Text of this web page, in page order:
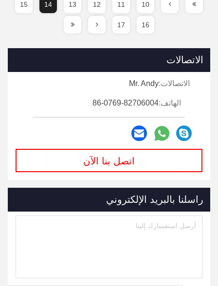
10
11
12
13
14
15
16
17
الاتصالات
الاتصالات:Mr. Andy
الهاتف:86-0769-82706004
اتصل بنا الآن
راسلنا بالبريد الإلكتروني